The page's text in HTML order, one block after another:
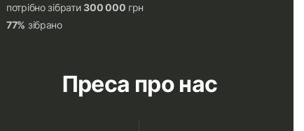
потрібно зібрати300 000 грн
77% зібрано
Преса про нас